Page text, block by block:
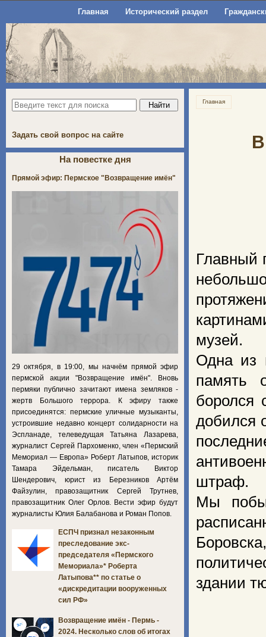
Главная Исторический раздел
Главная
Главный
музей.
Одна из
память
боролся
добился
штраф.
Мы
здании
Задать свой вопрос на сайте
На повестке дня
Прямой эфир: Пермское "Возвращение имён"
29 октября, в 19:00, мы начнём прямой эфир
пермской акции "Возвращение имён". Вновь
пермяки публично зачитают имена земляков -
жертв Большого террора. К эфиру также
присоединятся: пермские уличные музыканты,
устроившие недавно концерт солидарности на
Эспланаде, телеведущая Татьяна Лазарева,
журналист Сергей Пархоменко, член «Пермский
Мемориал — Европа» Роберт Латыпов, историк
Тамара Эйдельман, писатель Виктор
Шендерович, юрист из Березников Артём
Файзулин, правозащитник Сергей Трутнев,
правозащитник Олег Орлов. Вести эфир будут
журналисты Юлия Балабанова и Роман Попов.
ЕСПЧ признал незаконным
преследование экс-
председателя «Пермского
Мемориала»* Роберта
Латыпова** по статье о
«дискредитации вооруженных
сил РФ»
Возвращение имён - Пермь -
2024. Несколько слов об итогах